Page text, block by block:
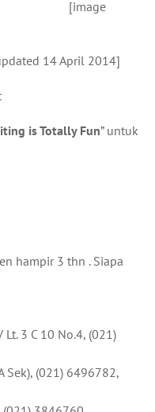
[image
14 April 2014]
is Totally Fun” untuk
hampir 3 thn . Siapa
3 C 10 No.4, (021)
Sek), (021) 6496782,